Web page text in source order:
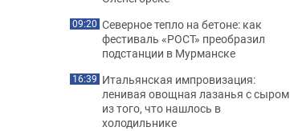
09:20 Северное тепло на бетоне: как
фестиваль «РОСТ» преобразил
подстанции в Мурманске
16:39 Итальянская импровизация:
ленивая овощная лазанья с сыром
из того, что нашлось в
холодильнике